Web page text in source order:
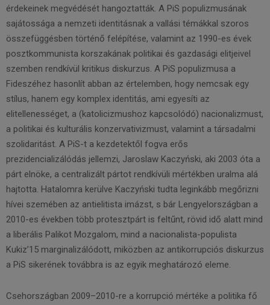
érdekeinek megvédését hangoztatták. A PiS populizmusának
sajátossága a nemzeti identitásnak a vallási témákkal szoros
összefüggésben történő felépítése, valamint az 1990-es évek
posztkommunista korszakának politikai és gazdasági elitjeivel
szemben rendkívül kritikus diskurzus. A PiS populizmusa a
Fideszéhez hasonlít abban az értelemben, hogy nemcsak egy
stílus, hanem egy komplex identitás, ami egyesíti az
elitellenességet, a (katolicizmushoz kapcsolódó) nacionalizmust,
a politikai és kulturális konzervativizmust, valamint a társadalmi
szolidaritást. A PiS-t a kezdetektől fogva erős
prezidencializálódás jellemzi, Jaroslaw Kaczyński, aki 2003 óta a
párt elnöke, a centralizált pártot rendkívüli mértékben uralma alá
hajtotta. Hatalomra kerülve Kaczyński tudta leginkább megőrizni
hívei szemében az antielitista imázst, s bár Lengyelországban a
2010-es években több protesztpárt is feltűnt, rövid idő alatt mind
a liberális Palikot Mozgalom, mind a nacionalista-populista
Kukiz’15 marginalizálódott, miközben az antikorrupciós diskurzus
a PiS sikerének továbbra is az egyik meghatározó eleme.
Csehországban 2009–2010-re a korrupció mértéke a politika fő